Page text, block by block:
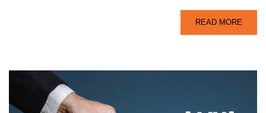
READ MORE